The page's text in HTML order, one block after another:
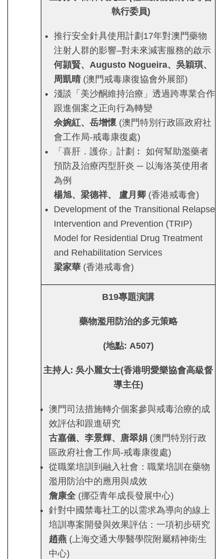
執行委員)
推行安全針具使用計劃17年對澳門藥物
注射人群的影響–對未來減害服務的啟示
何頴賢、 Augusto Nogueira、吳穎琪、
周凱晴(澳門戒毒康復協會外展部)
淺談「美沙酮維持治療」透過跨專業合作
跟進個案之正向行為轉變
佘婉紅、岳增懷 (澳門特別行政區政府社
會工作局-戒毒康復處)
「喜肝．護你」計劃︰ 如何幫助濫藥者
預防及治療丙型肝炎 ─ 以海洛英使用者
為例
楊旭、梁德祥、 盧月卿 (香港戒毒會)
Development of the Transitional Relapse
Intervention and Prevention (TRIP)
Model for Residential Drug Treatment
and Rehabilitation Services
梁家華 (香港戒毒會)
B19專題演講
藥物濫用防治的多元策略
(地點: A507)
主持人 : 吳小麗女士(香港明愛樂協會高級督
導主任)
澳門司法措施轉介個案參與戒毒治療的成
效評估和跟進研究
古嘉儀、李景輝、唐翠娟 (澳門特別行政
區政府社會工作局-戒毒康復處)
從職業培訓到融入社會：職業培訓在藥物
濫用防治中的應用與成效
詹康全 (挪亞青年成長發展中心)
針對中國禁毒社工的以需求為導向的線上
培訓專案開發與效果評估：一項初步研究
趙燕 (上海交通大學醫學院附屬精神衛生
中心)